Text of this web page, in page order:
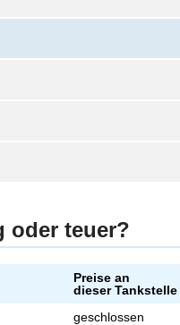
oder teuer?
Preise an
dieser Tankstelle
geschlossen